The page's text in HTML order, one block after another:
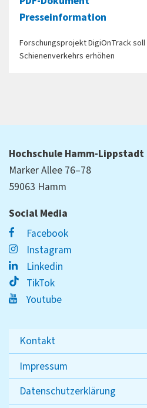
Presseinformation
Forschungsprojekt DigiOnTrack
Schienenverkehrs erhöhen
Hochschule Hamm-Lippstadt
Marker Allee 76–78
59063 Hamm
Social Media
Facebook
Instagram
Linkedin
TikTok
Youtube
Kontakt
Impressum
Datenschutzerklärung